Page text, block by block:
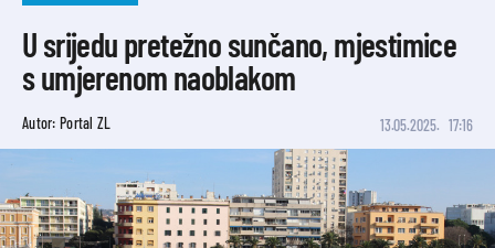
U srijedu pretežno sunčano, mjestimice
s umjerenom naoblakom
Autor: Portal ZL 13.05.2025. 17:16